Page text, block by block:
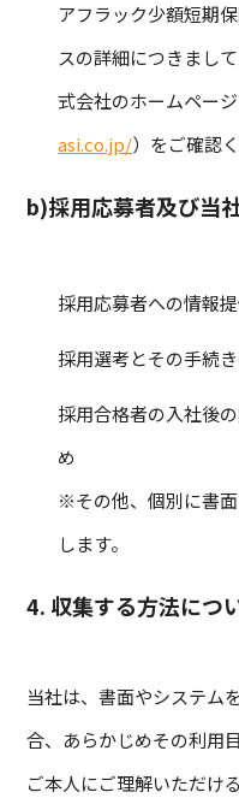
アフラック少額短期
スの詳細につきまし
式会社のホームペー
asi.co.jp/）をご確認
b)採用応募者及び当
採用応募者への情報
採用選考とその手続
採用合格者の入社後
め
※その他、個別に書
します。
4. 収集する方法につ
当社は、書面やシステム
合、あらかじめその利用
ご本人にご理解いただけ